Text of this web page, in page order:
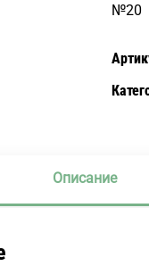
№20
Описание